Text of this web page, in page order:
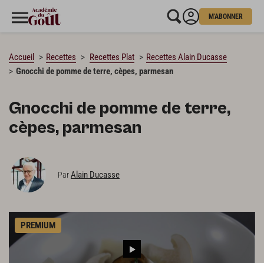
M'ABONNER
Accueil Recettes Recettes Plat
Recettes Alain Ducasse
Gnocchi de pomme de terre, cèpes, parmesan
Gnocchi de pomme de terre,
cèpes, parmesan
ParAlain Ducasse
PREMIUM
CHARGEMENT…